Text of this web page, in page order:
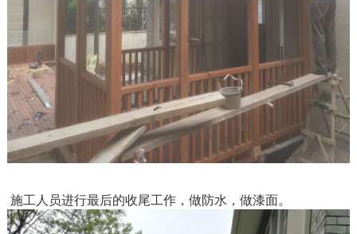
施工人员进行最后的收尾工作，做防水，做漆面。